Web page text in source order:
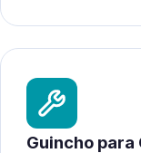
Guincho para